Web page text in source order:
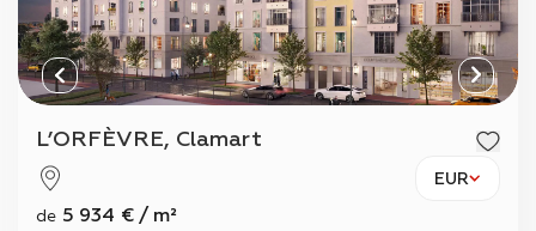
L’ORFÈVRE, Clamart
EUR
de 5 934 € / m²